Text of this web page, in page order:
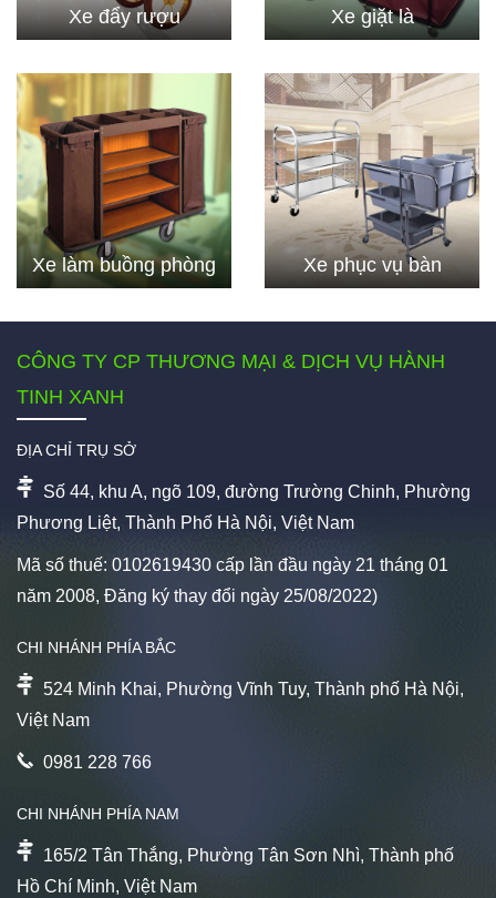
Xe đẩy rượu Xe giặt là
Xe làm buồng phòng Xe phục vụ bàn
CÔNG TY CP THƯƠNG MẠI & DỊCH VỤ HÀNH
TINH XANH
ĐỊA CHỈ TRỤ SỞ
Số 44, khu A, ngõ 109, đường Trường Chinh, Phường
Phương Liệt, Thành Phố Hà Nội, Việt Nam
Mã số thuế: 0102619430 cấp lần đầu ngày 21 tháng 01
năm 2008, Đăng ký thay đổi ngày 25/08/2022)
CHI NHÁNH PHÍA BẮC
524 Minh Khai, Phường Vĩnh Tuy, Thành phố Hà Nội,
Việt Nam
0981 228 766
CHI NHÁNH PHÍA NAM
165/2 Tân Thắng, Phường Tân Sơn Nhì, Thành phố
Hồ Chí Minh, Việt Nam